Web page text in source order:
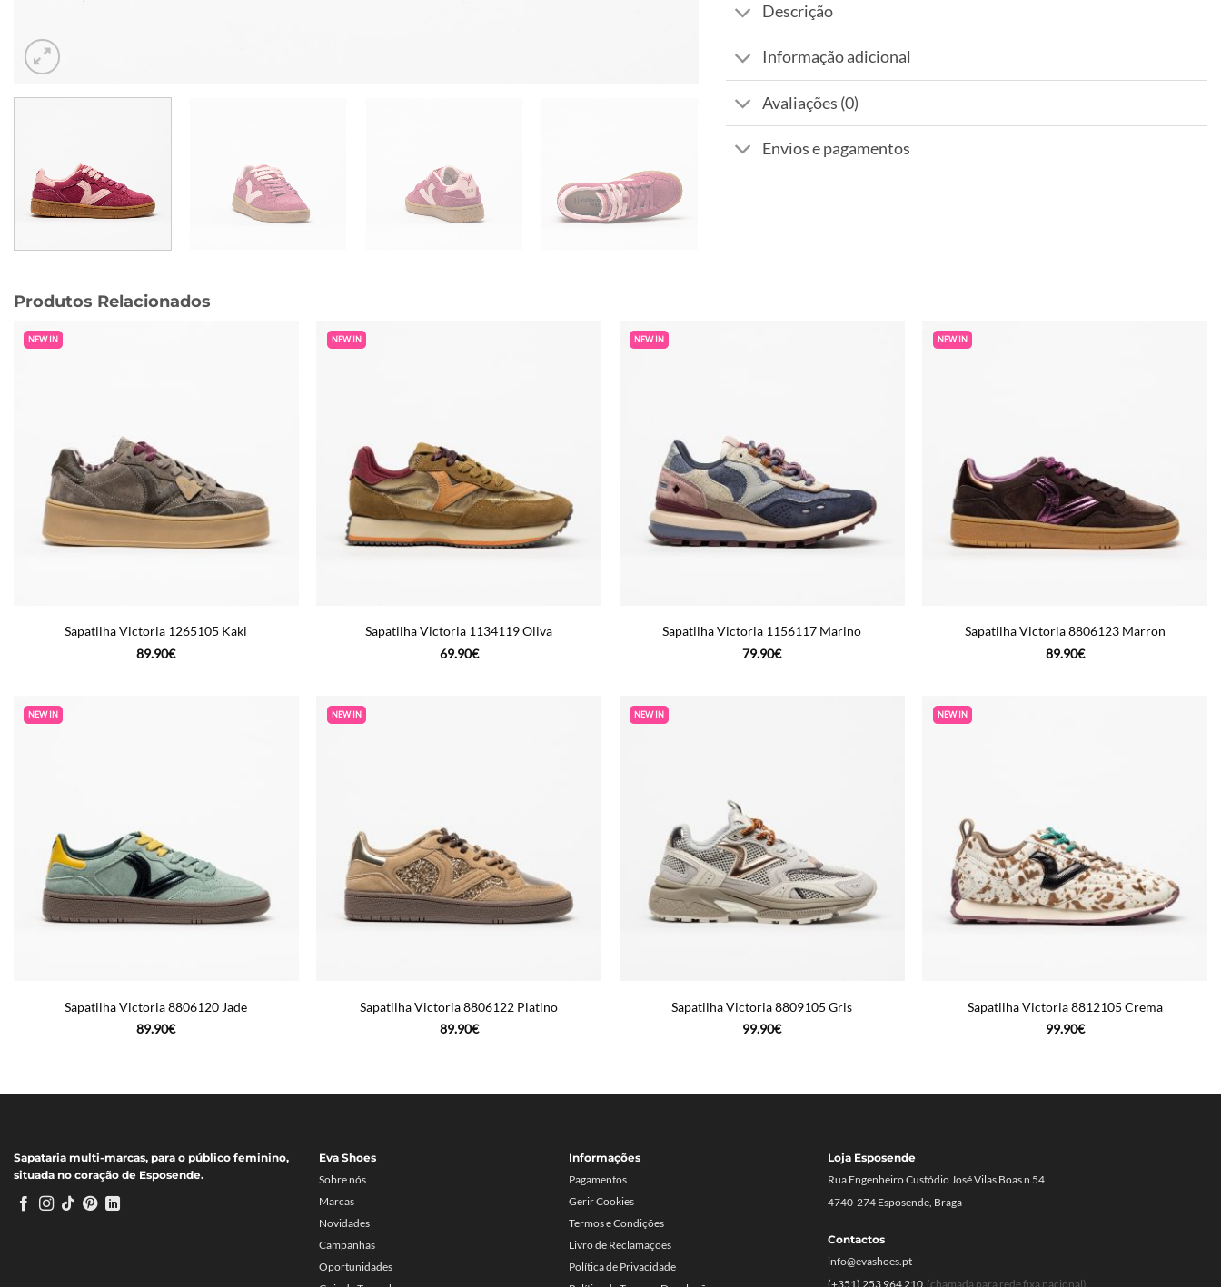
Descrição
Informação adicional
Avaliações (0)
Envios e pagamentos
Produtos Relacionados
NEW IN
Sapatilha Victoria 1265105 Kaki
89.90€
NEW IN
Sapatilha Victoria 1134119 Oliva
69.90€
NEW IN
Sapatilha Victoria 1156117 Marino
79.90€
NEW IN
Sapatilha Victoria 8806123 Marron
89.90€
NEW IN
Sapatilha Victoria 8806120 Jade
89.90€
NEW IN
Sapatilha Victoria 8806122 Platino
89.90€
NEW IN
Sapatilha Victoria 8809105 Gris
99.90€
NEW IN
Sapatilha Victoria 8812105 Crema
99.90€
Sapataria multi-marcas, para o público feminino,
situada no coração de Esposende.
Eva Shoes
Sobre nós
Marcas
Novidades
Campanhas
Oportunidades
Informações
Pagamentos
Gerir Cookies
Termos e Condições
Livro de Reclamações
Política de Privacidade
Loja Esposende
Rua Engenheiro Custódio José Vilas Boas n 54
4740-274 Esposende, Braga
Contactos
info@evashoes.pt
(+351) 253 964 210 (chamada para rede fixa nacional)